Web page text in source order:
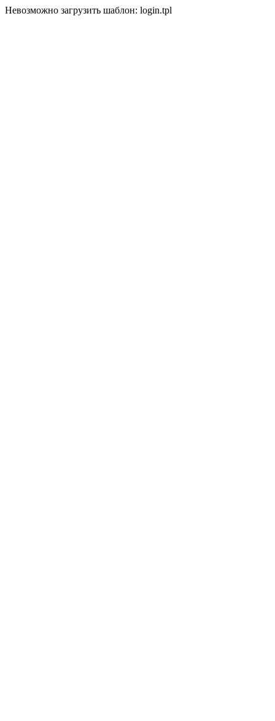
Невозможно загрузить шаблон: login.tpl